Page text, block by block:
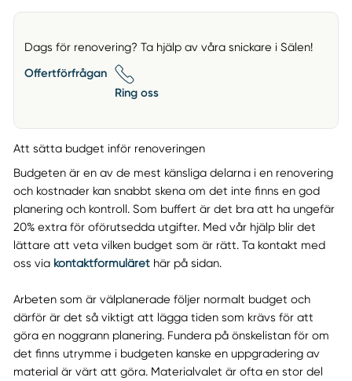
Dags för renovering? Ta hjälp av våra snickare i Sälen!
Offertförfrågan
Ring oss
Att sätta budget inför renoveringen
Budgeten är en av de mest känsliga delarna i en renovering
och kostnader kan snabbt skena om det inte finns en god
planering och kontroll. Som buffert är det bra att ha ungefär
20% extra för oförutsedda utgifter. Med vår hjälp blir det
lättare att veta vilken budget som är rätt. Ta kontakt med
oss via kontaktformulärethär på sidan.
Arbeten som är välplanerade följer normalt budget och
därför är det så viktigt att lägga tiden som krävs för att
göra en noggrann planering. Fundera på önskelistan för om
det finns utrymme i budgeten kanske en uppgradering av
material är värt att göra. Materialvalet är ofta en stor del